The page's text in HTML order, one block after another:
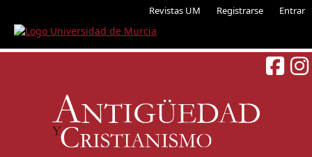
Revistas UM Registrarse Entrar